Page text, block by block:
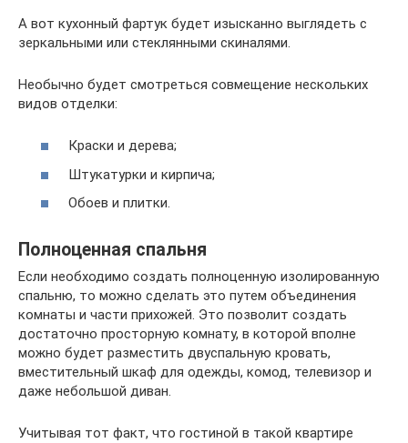
А вот кухонный фартук будет изысканно выглядеть с
зеркальными или стеклянными скиналями.
Необычно будет смотреться совмещение нескольких
видов отделки:
Краски и дерева;
Штукатурки и кирпича;
Обоев и плитки.
Полноценная спальня
Если необходимо создать полноценную изолированную
спальню, то можно сделать это путем объединения
комнаты и части прихожей. Это позволит создать
достаточно просторную комнату, в которой вполне
можно будет разместить двуспальную кровать,
вместительный шкаф для одежды, комод, телевизор и
даже небольшой диван.
Учитывая тот факт, что гостиной в такой квартире